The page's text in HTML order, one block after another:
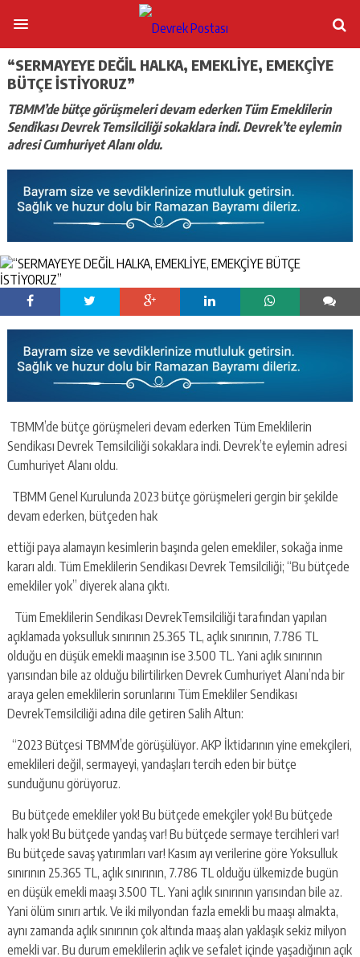
“SERMAYEYE DEĞİL HALKA, EMEKLİYE, EMEKÇİYE
BÜTÇE İSTİYORUZ”
TBMM’de bütçe görüşmeleri devam ederken Tüm Emeklilerin
Sendikası Devrek Temsilciliği sokaklara indi. Devrek’te eylemin
adresi Cumhuriyet Alanı oldu.
TBMM’de bütçe görüşmeleri devam ederken Tüm Emeklilerin
Sendikası Devrek Temsilciliği sokaklara indi. Devrek’te eylemin adresi
Cumhuriyet Alanı oldu.
TBMM Genel Kurulunda 2023 bütçe görüşmeleri gergin bir şekilde
devam ederken, bütçeden hak
ettiği paya alamayın kesimlerin başında gelen emekliler, sokağa inme
kararı aldı. Tüm Emeklilerin Sendikası Devrek Temsilciliği; “Bu bütçede
emekliler yok” diyerek alana çıktı.
Tüm Emeklilerin Sendikası DevrekTemsilciliği tarafından yapılan
açıklamada yoksulluk sınırının 25.365 TL, açlık sınırının, 7.786 TL
olduğu en düşük emekli maaşının ise 3.500 TL. Yani açlık sınırının
yarısından bile az olduğu bilirtilirken Devrek Cumhuriyet Alanı’nda bir
araya gelen emeklilerin sorunlarını Tüm Emekliler Sendikası
DevrekTemsilciliği adına dile getiren Salih Altun:
“2023 Bütçesi TBMM’de görüşülüyor. AKP İktidarının yine emekçileri,
emeklileri değil, sermayeyi, yandaşları tercih eden bir bütçe
sunduğunu görüyoruz.
Bu bütçede emekliler yok! Bu bütçede emekçiler yok! Bu bütçede
halk yok! Bu bütçede yandaş var! Bu bütçede sermaye tercihleri var!
Bu bütçede savaş yatırımları var! Kasım ayı verilerine göre Yoksulluk
sınırının 25.365 TL, açlık sınırının, 7.786 TL olduğu ülkemizde bugün
en düşük emekli maaşı 3.500 TL. Yani açlık sınırının yarısından bile az.
Yani ölüm sınırı artık. Ve iki milyondan fazla emekli bu maaşı almakta,
aynı zamanda açlık sınırının çok altında maaş alan yaklaşık sekiz milyon
emekli var. Bu durum emeklilerin açlık ve sefalet içinde yaşadığının açık